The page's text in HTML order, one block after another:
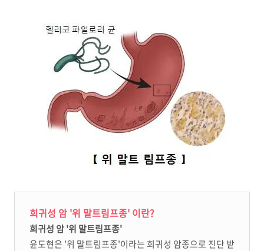
희귀성 암 '위 말트림프종' 이란?
희귀성 암 '위 말트림프종'
윤도현은 '위 말트림프종'이라는 희귀성 암종으로 진단 받